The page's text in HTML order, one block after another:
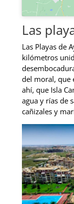
Las
Las Playas de
kilómetros
del moral, que
ahí, que Isla
agua y rías de
cañizales y